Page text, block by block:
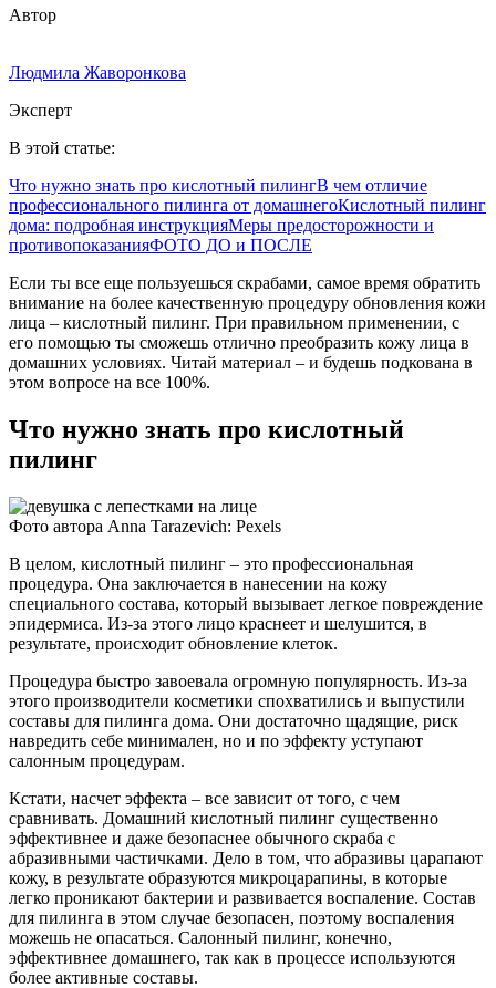
Автор
Людмила Жаворонкова
Эксперт
В этой статье:
Что нужно знать про кислотный пилингВ чем отличие
профессионального пилинга от домашнегоКислотный пилинг
дома: подробная инструкцияМеры предосторожности и
противопоказанияФОТО ДО и ПОСЛЕ
Если ты все еще пользуешься скрабами, самое время обратить
внимание на более качественную процедуру обновления кожи
лица – кислотный пилинг. При правильном применении, с
его помощью ты сможешь отлично преобразить кожу лица в
домашних условиях. Читай материал – и будешь подкована в
этом вопросе на все 100%.
Что нужно знать про кислотный
пилинг
Фото автора Anna Tarazevich: Pexels
В целом, кислотный пилинг – это профессиональная
процедура. Она заключается в нанесении на кожу
специального состава, который вызывает легкое повреждение
эпидермиса. Из-за этого лицо краснеет и шелушится, в
результате, происходит обновление клеток.
Процедура быстро завоевала огромную популярность. Из-за
этого производители косметики спохватились и выпустили
составы для пилинга дома. Они достаточно щадящие, риск
навредить себе минимален, но и по эффекту уступают
салонным процедурам.
Кстати, насчет эффекта – все зависит от того, с чем
сравнивать. Домашний кислотный пилинг существенно
эффективнее и даже безопаснее обычного скраба с
абразивными частичками. Дело в том, что абразивы царапают
кожу, в результате образуются микроцарапины, в которые
легко проникают бактерии и развивается воспаление. Состав
для пилинга в этом случае безопасен, поэтому воспаления
можешь не опасаться. Салонный пилинг, конечно,
эффективнее домашнего, так как в процессе используются
более активные составы.